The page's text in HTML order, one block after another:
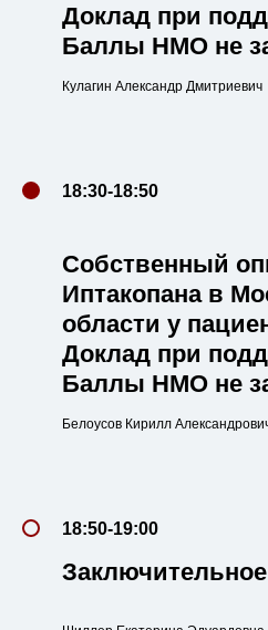
Доклад при
Баллы НМО не
Кулагин Александр Дмитриевич
18:30-18:50
Собственный
Иптакопана в
области у
Доклад при
Баллы НМО не
Белоусов Кирилл
18:50-19:00